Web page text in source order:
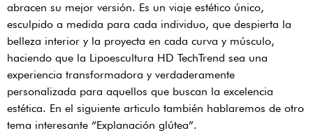
abracen su mejor versión. Es un viaje estético único,
esculpido a medida para cada individuo, que despierta la
belleza interior y la proyecta en cada curva y músculo,
haciendo que la Lipoescultura HD TechTrend sea una
experiencia transformadora y verdaderamente
personalizada para aquellos que buscan la excelencia
estética. En el siguiente articulo también hablaremos de otro
tema interesante “Explanación glútea”.